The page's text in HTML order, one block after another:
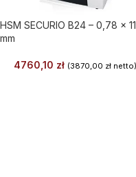
HSM SECURIO B24 – 0,78 x 11
mm
4760,10 zł (3870,00 zł netto)